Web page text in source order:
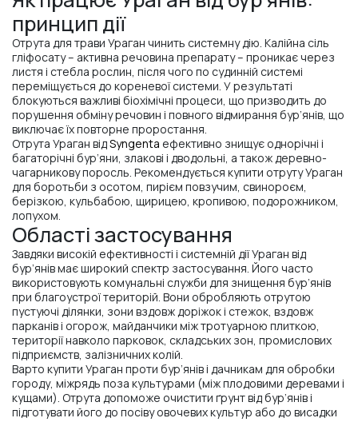
принцип дії
Отрута для трави Ураган чинить системну дію. Калійна сіль
гліфосату – активна речовина препарату – проникає через
листя і стебла рослин, після чого по судинній системі
переміщується до кореневої системи. У результаті
блокуються важливі біохімічні процеси, що призводить до
порушення обміну речовин і повного відмирання бур’янів, що
виключає їх повторне проростання.
Отрута Ураган відSyngenta ефективно знищує однорічні і
багаторічні бур’яни, злакові і дводольні, а також деревно-
чагарникову поросль. Рекомендується купити отруту Ураган
для боротьби з осотом, пирієм повзучим, свинороєм,
берізкою, кульбабою, щирицею, кропивою, подорожником,
лопухом.
Області застосування
Завдяки високій ефективності і системній дії Ураган від
бур’янів має широкий спектр застосування. Його часто
використовують комунальні служби для знищення бур’янів
при благоустрої територій. Вони обробляють отрутою
пустуючі ділянки, зони вздовж доріжок і стежок, вздовж
парканів і огорож, майданчики між тротуарною плиткою,
території навколо парковок, складських зон, промислових
підприємств, залізничних колій.
Варто купити Ураган проти бур’янів і дачникам для обробки
городу, міжрядь поза культурами (між плодовими деревами і
кущами). Отрута допоможе очистити ґрунт від бур’янів і
підготувати його до посіву овочевих культур або до висадки